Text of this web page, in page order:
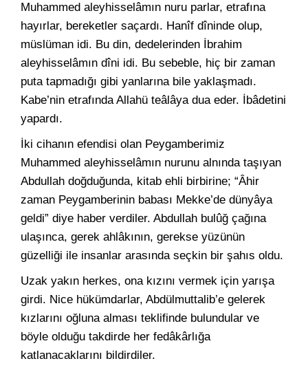
Muhammed aleyhisselâmın nuru parlar, etrafına
hayırlar, bereketler saçardı. Hanîf dîninde olup,
müslüman idi. Bu din, dedelerinden İbrahim
aleyhisselâmın dîni idi. Bu sebeble, hiç bir zaman
puta tapmadığı gibi yanlarına bile yaklaşmadı.
Kabe’nin etrafında Allahü teâlâya dua eder. İbâdetini
yapardı.
İki cihanın efendisi olan Peygamberimiz
Muhammed aleyhisselâmın nurunu alnında taşıyan
Abdullah doğduğunda, kitab ehli birbirine; “Âhir
zaman Peygamberinin babası Mekke’de dünyâya
geldi” diye haber verdiler. Abdullah bulûğ çağına
ulaşınca, gerek ahlâkının, gerekse yüzünün
güzelliği ile insanlar arasında seçkin bir şahıs oldu.
Uzak yakın herkes, ona kızını vermek için yarışa
girdi. Nice hükümdarlar, Abdülmuttalib’e gelerek
kızlarını oğluna alması teklifinde bulundular ve
böyle olduğu takdirde her fedâkârlığa
katlanacaklarını bildirdiler.